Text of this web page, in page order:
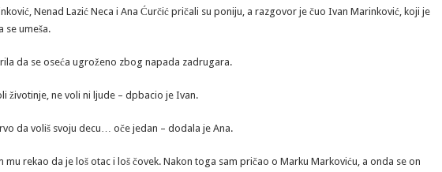
Nenad Lazić Neca i Ana Ćurčić pričali su poniju, a razgovor je čuo Ivan Marinković, koji je
se umeša.
da se oseća ugroženo zbog napada zadrugara.
životinje, ne voli ni ljude – dpbacio je Ivan.
da voliš svoju decu… oče jedan – dodala je Ana.
mu rekao da je loš otac i loš čovek. Nakon toga sam pričao o Marku Markoviću, a onda se on